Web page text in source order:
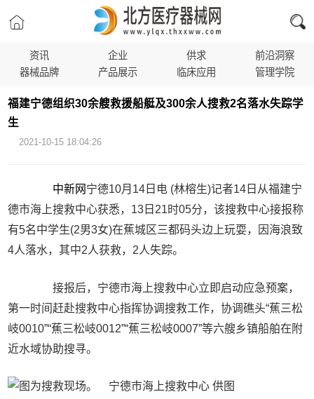
资讯 企业 供求
前沿洞察
器械品牌
产品展示 临床应用 管理学院
福建宁德组织30余艘救援船艇及300余人搜救2名落水失踪学
生
2021-10-15 18:04:26
中新网 宁德10月14日电 (林榕生)记者14日从福建宁
德市海上搜救中心获悉，13日21时05分，该搜救中心接报称
有5名中学生(2男3女)在蕉城区三都码头边上玩耍，因海浪致
4人落水，其中2人获救，2人失踪。
接报后，宁德市海上搜救中心立即启动应急预案，
第一时间赶赴搜救中心指挥协调搜救工作，协调礁头“蕉三松
岐0010”“蕉三松岐0012”“蕉三松岐0007”等六艘乡镇船舶在附
近水域协助搜寻。